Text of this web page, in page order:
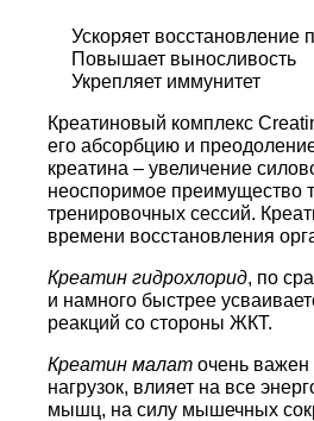
Ускоряет восстановление
Повышает выносливость
Укрепляет иммунитет
Креатиновый комплекс
его абсорбцию и
креатина – увеличение
неоспоримое преимущество
тренировочных сессий.
времени восстановления
Креатин гидрохлорид, по
и намного быстрее
реакций со стороны ЖКТ.
Креатин малат очень важен
нагрузок, влияет на все
мышц, на силу мышечных